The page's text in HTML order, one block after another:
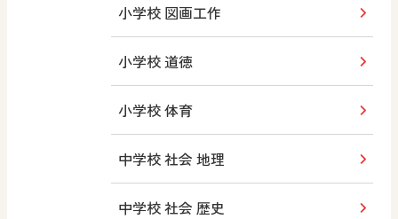
小学校 図画工作
小学校 道徳
小学校 体育
中学校 社会 地理
中学校 社会 歴史